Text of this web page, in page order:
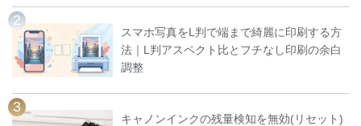
スマホ写真をL判で端まで綺麗に印刷する方
法｜L判アスペクト比とフチなし印刷の余白
調整
キャノンインクの残量検知を無効(リセット)